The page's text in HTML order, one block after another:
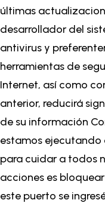
últimas
desarrollador del
antivirus y
herramientas de
Internet, así como
anterior, reducirá
de su información
estamos ejecutando
para cuidar a todos
acciones es
este puerto se